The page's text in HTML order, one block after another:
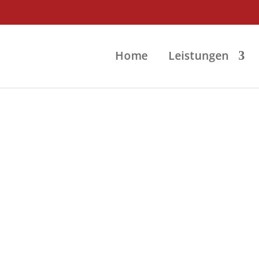
Home Leistungen